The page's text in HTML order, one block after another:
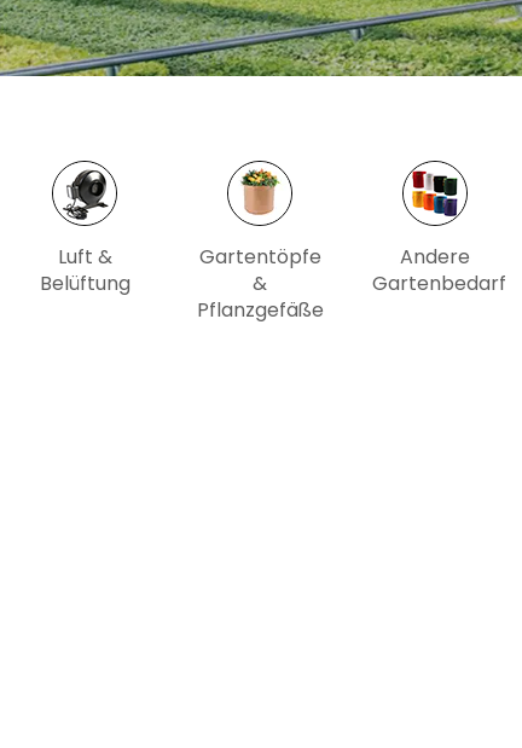
Luft &
Belüftung
Gartentöpfe
&
Pflanzgefäße
Andere
Gartenbedarf